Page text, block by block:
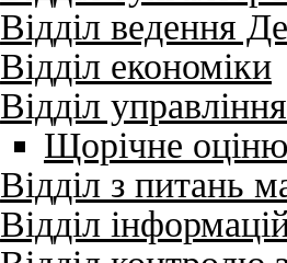
Відділ ведення
Відділ економіки
Відділ
Щорічне
Відділ з питань
Відділ